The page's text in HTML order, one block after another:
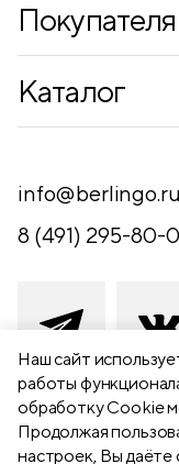
Наш сайт
работы
обработку Cookie
Продолжая
настроек, Вы даёте
Контакты
Обратная связь
Каталог
Письменные
Канцелярские
Чертежные
Хобби и
Школьный
info@berlingo.ru
8 (491) 295-80-
391111
н,